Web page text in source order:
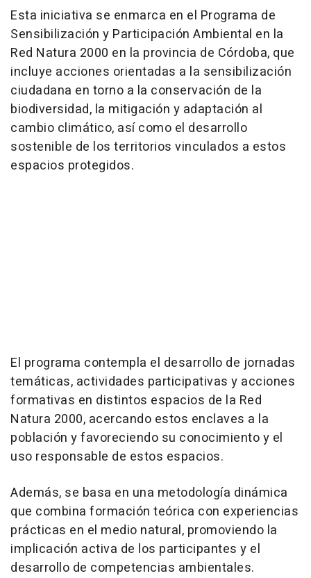
Esta iniciativa se enmarca en el Programa de
Sensibilización y Participación Ambiental en la
Red Natura 2000 en la provincia de Córdoba, que
incluye acciones orientadas a la sensibilización
ciudadana en torno a la conservación de la
biodiversidad, la mitigación y adaptación al
cambio climático, así como el desarrollo
sostenible de los territorios vinculados a estos
espacios protegidos.
El programa contempla el desarrollo de jornadas
temáticas, actividades participativas y acciones
formativas en distintos espacios de la Red
Natura 2000, acercando estos enclaves a la
población y favoreciendo su conocimiento y el
uso responsable de estos espacios.
Además, se basa en una metodología dinámica
que combina formación teórica con experiencias
prácticas en el medio natural, promoviendo la
implicación activa de los participantes y el
desarrollo de competencias ambientales.